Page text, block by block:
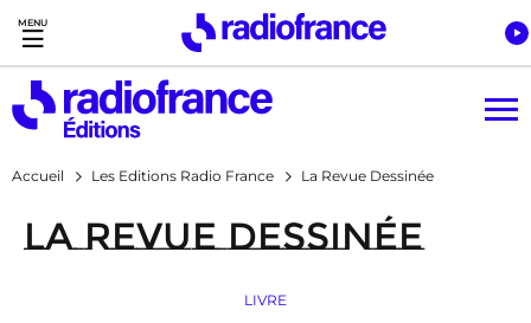
Accès direct :
Menu principal
Contenu
Accueil Les Editions Radio France La Revue Dessinée
La Revue Dessinée
LIVRE